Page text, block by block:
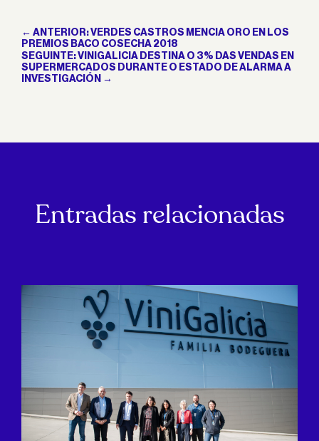
← ANTERIOR: VERDES CASTROS MENCIA ORO EN LOS
PREMIOS BACO COSECHA 2018
SEGUINTE: VINIGALICIA DESTINA O 3% DAS VENDAS EN
SUPERMERCADOS DURANTE O ESTADO DE ALARMA A
INVESTIGACIÓN →
Entradas relacionadas